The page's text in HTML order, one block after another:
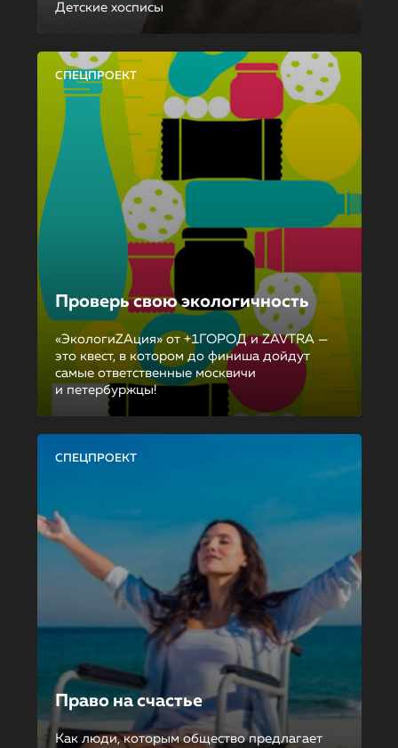
Детские хосписы
СПЕЦПРОЕКТ
Проверь свою экологичность
«ЭкологиZAция» от +1ГОРОД и ZAVTRA —
это квест, в котором до финиша дойдут
самые ответственные москвичи
и петербуржцы!
СПЕЦПРОЕКТ
Право на счастье
Как люди, которым общество предлагает